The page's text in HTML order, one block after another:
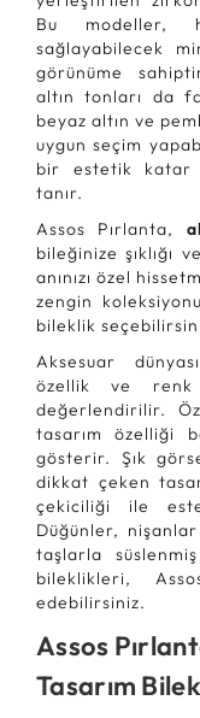
Bu modeller,
sağlayabilecek
görünüme
altın tonları da
beyaz altın ve
uygun seçim
bir estetik katar
tanır.
Assos Pırlanta,
bileğinize
anınızı özel
zengin
bileklik
Aksesuar
özellik ve renk
değerlendirilir.
tasarım özelliği
gösterir. Şık
dikkat çeken
çekiciliği ile
Düğünler,
taşlarla
bileklikleri,
edebilirsiniz.
Assos
Tasarım